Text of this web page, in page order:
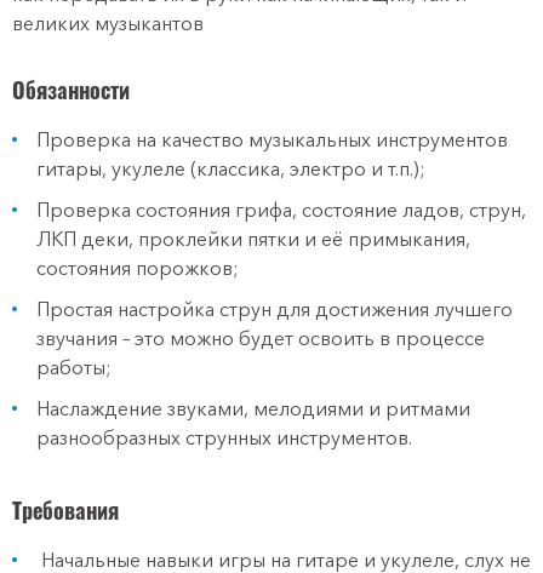
великих музыкантов
Обязанности
Проверка на качество музыкальных инструментов
гитары, укулеле (классика, электро и т.п.);
Проверка состояния грифа, состояние ладов, струн,
ЛКП деки, проклейки пятки и её примыкания,
состояния порожков;
Простая настройка струн для достижения лучшего
звучания – это можно будет освоить в процессе
работы;
Наслаждение звуками, мелодиями и ритмами
разнообразных струнных инструментов.
Требования
Начальные навыки игры на гитаре и укулеле, слух не